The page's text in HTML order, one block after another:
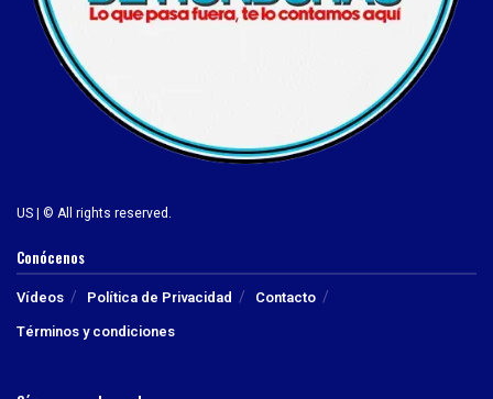
US | © All rights reserved.
Conócenos
Vídeos Política de Privacidad
Contacto
Términos y condiciones